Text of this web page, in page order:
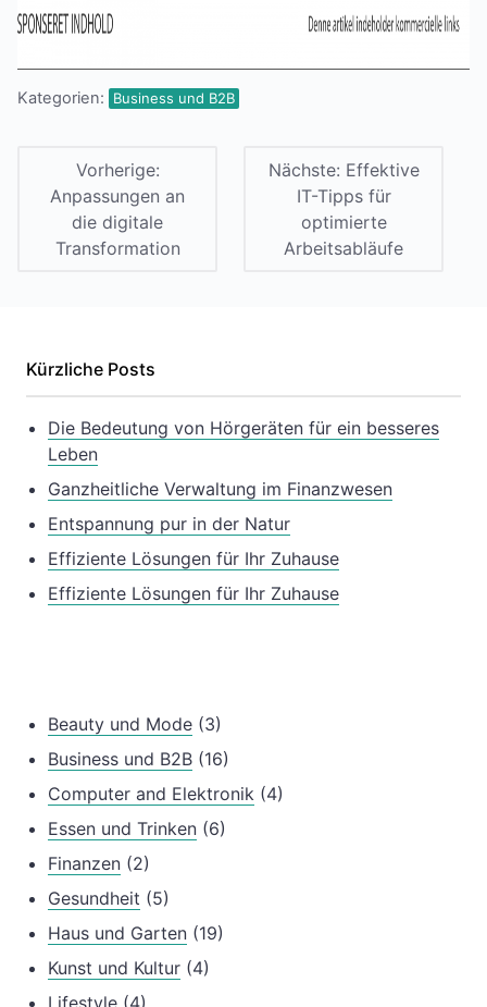
Kategorien: Business und B2B
Vorherige:
Anpassungen an
die digitale
Transformation
Nächste: Effektive
IT-Tipps für
optimierte
Arbeitsabläufe
Kürzliche Posts
Die Bedeutung von Hörgeräten für ein besseres
Leben
Ganzheitliche Verwaltung im Finanzwesen
Entspannung pur in der Natur
Effiziente Lösungen für Ihr Zuhause
Effiziente Lösungen für Ihr Zuhause
Beauty und Mode (3)
Business und B2B (16)
Computer and Elektronik (4)
Essen und Trinken (6)
Finanzen (2)
Gesundheit (5)
Haus und Garten (19)
Kunst und Kultur (4)